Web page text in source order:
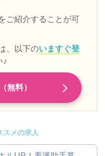
ご紹介することが可
、以下のいますぐ登
♪
無料）
スメの求人